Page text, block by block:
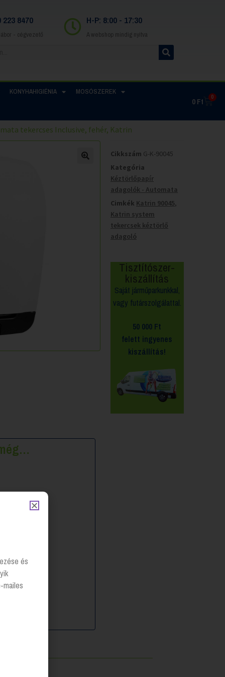
223 8470
- cégvezető
H-P: 8:00 - 17:30
A webshop mindig nyitva
KONYHAHIGIÉNIA MOSÓSZEREK
0Ft 0
tekercses Inclusive, fehér, Katrin
Cikkszám G-K-90045
Kategória
Kéztörlőpapír
adagolók - Automata
Cimkék Katrin 90045
Katrin system
tekercsek kéztörlő
adagoló
Tisztítószer-
kiszállítás
Saját járműparkunkkal,
vagy futárszolgálattal.
50 000 Ft
felett ingyenes
kiszállítás!
és
mailes